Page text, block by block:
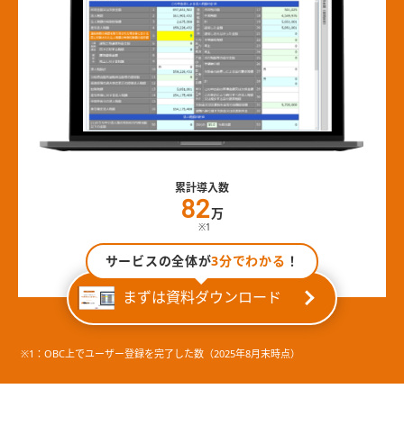
累計導入数
82万
※1
サービスの全体が3分でわかる ！
まずは資料ダウンロード
※1：OBC上でユーザー登録を完了した数（2025年8月末時点）